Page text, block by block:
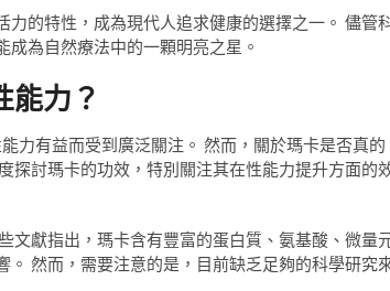
的特性，成為現代人追求健康的選擇之一。 儘管
為自然療法中的一顆明亮之星。
能力？
力有益而受到廣泛關注。 然而，關於瑪卡是否真的
探討瑪卡的功效，特別關注其在性能力提升方面的
文獻指出，瑪卡含有豐富的蛋白質、氨基酸、微量
然而，需要注意的是，目前缺乏足夠的科學研究